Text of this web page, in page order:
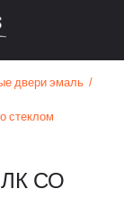
двери эмаль
стеклом
СО